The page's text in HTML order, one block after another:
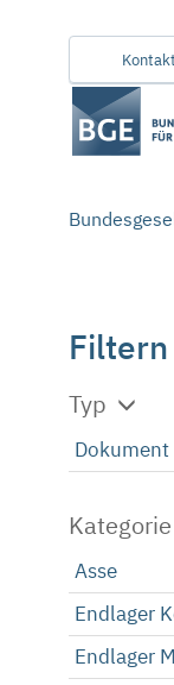
InhaltsbereichKontakt
Filtern
Typ
Dokument
Kategorie
Asse
Endlager
Endlager